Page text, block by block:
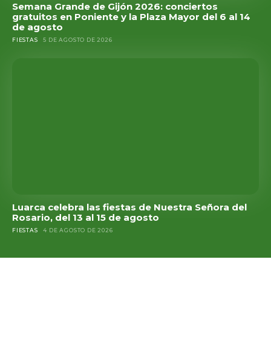
Semana Grande de Gijón 2026: conciertos
gratuitos en Poniente y la Plaza Mayor del 6 al 14
de agosto
FIESTAS 5 DE AGOSTO DE 2026
Luarca celebra las fiestas de Nuestra Señora del
Rosario, del 13 al 15 de agosto
FIESTAS 4 DE AGOSTO DE 2026